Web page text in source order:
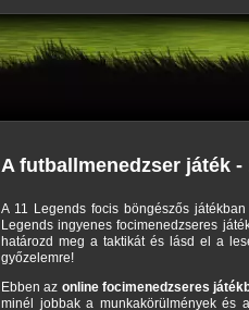
A futballmenedzser játék -
A 11 Legends focis böngészős
Legends ingyenes focimenedzseres
határozd meg a taktikát és lásd el a
győzelemre!
Ebben az online focimenedzseres
minél jobbak a munkakörülmények és